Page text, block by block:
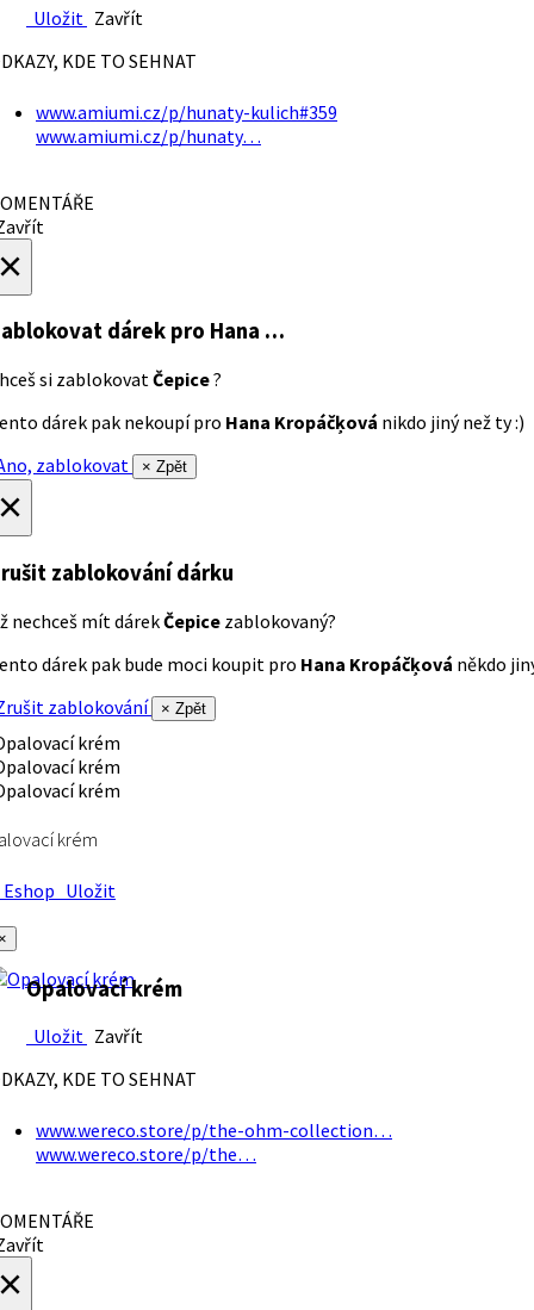
Uložit Zavřít
KDE TO SEHNAT
www.amiumi.cz/p/hunaty-kulich#359
www.amiumi.cz/p/hunaty…
dárek pro Hana …
si zablokovatČepice?
dárek pak nekoupí pro Hana Kropáčķová nikdo jiný než ty :)
zablokovat
× Zpět
zablokování dárku
nechceš mít dárekČepice zablokovaný?
dárek pak bude moci koupit pro Hana Kropáčķová někdo
zablokování
× Zpět
krém
Uložit
Opalovací krém
Uložit Zavřít
KDE TO SEHNAT
www.wereco.store/p/the-ohm-collection…
www.wereco.store/p/the…